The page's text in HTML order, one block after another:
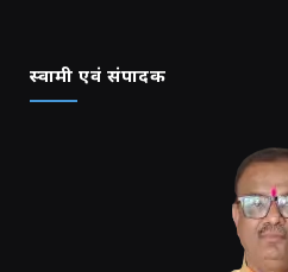
स्वामी एवं संपादक